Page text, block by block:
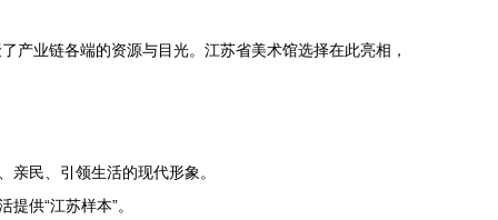
产业链各端的资源与目光。江苏省美术馆选择在此亮相，
亲民、引领生活的现代形象。
供“江苏样本”。